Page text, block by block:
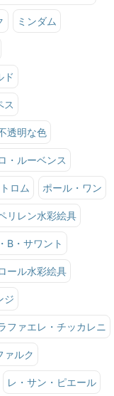
ミンダム
ド
ス
透明な色
・ルーベンス
ロム ポール・ワン
リレン水彩絵具
B・サワント
ール水彩絵具
ジ
ファエレ・チッカレニ
ァルク
レ・サン・ピエール